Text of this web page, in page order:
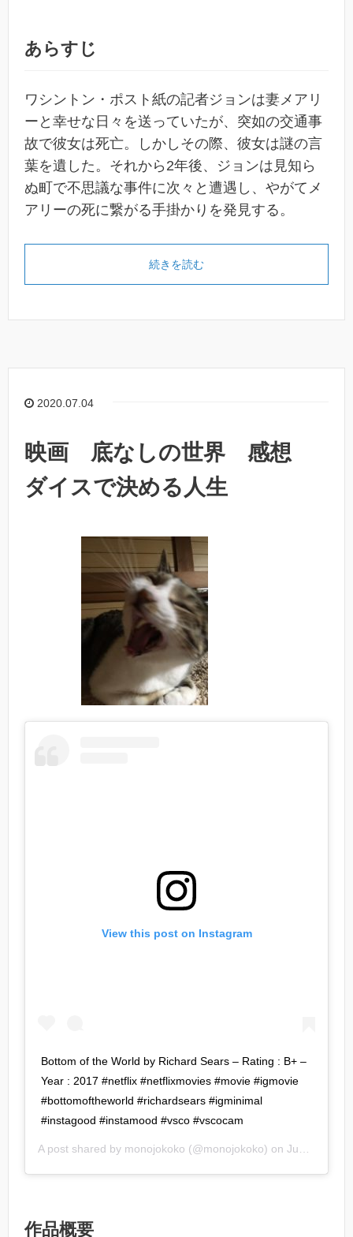
あらすじ
ワシントン・ポスト紙の記者ジョンは妻メアリ
ーと幸せな日々を送っていたが、突如の交通事
故で彼女は死亡。しかしその際、彼女は謎の言
葉を遺した。それから2年後、ジョンは見知ら
ぬ町で不思議な事件に次々と遭遇し、やがてメ
アリーの死に繋がる手掛かりを発見する。
続きを読む
2020.07.04
映画 底なしの世界 感想
ダイスで決める人生
View this post on Instagram
Bottom​ of​ the​ World by​ Richard Sears – Ra​ting​ : B+ –
Year​ : 2017 #netflix #netflixmovies #movie​ #igmovie
#bottomoftheworld #richardsears #igminimal
#instagood #instamood #vsco #vscocam
A post shared by monojokoko (@monojokoko) on Jun 30, 2020 at 5:41am PDT
作品概要